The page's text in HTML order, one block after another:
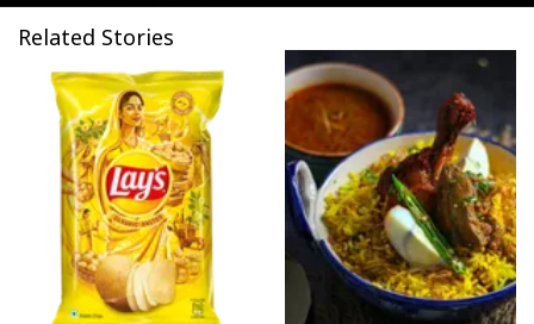
Related Stories